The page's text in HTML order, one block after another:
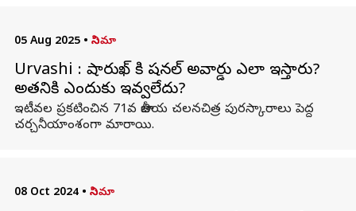
05 Aug 2025 • సినిమా
Urvashi : షారుఖ్ కి నేషనల్ అవార్డు ఎలా ఇస్తారు?
అతనికి ఎందుకు ఇవ్వలేదు?
ఇటీవల ప్రకటించిన 71వ జాతీయ చలనచిత్ర పురస్కారాలు పెద్ద
చర్చనీయాంశంగా మారాయి.
08 Oct 2024 • సినిమా